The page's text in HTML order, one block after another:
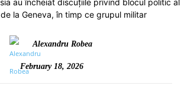
Alexandru Robea
February 18, 2026